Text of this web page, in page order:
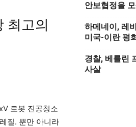
최고의
로봇 진공청소
질. 뿐만 아니라
안보협정을
하메네이, 레
미국-이란 평
경찰, 베를린
사살